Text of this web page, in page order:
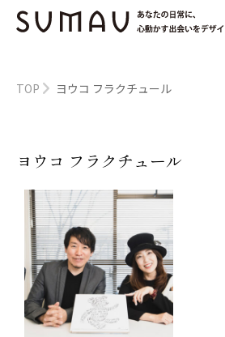
TOP ヨウコ フラクチュール
ヨウコ フラクチュール